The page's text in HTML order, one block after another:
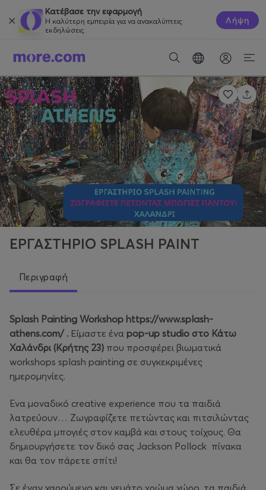
Κατέβασε την εφαρμογή
Η καλύτερη εμπειρία για να ανακαλύπτεις
εκδηλώσεις.
Λήψη
ΕΡΓΑΣΤΗΡΙΟ SPLASH PAINT
Περιγραφή
Splash Painting Workshop https://www.splash-
athens.com/ . Είμαστε ένα pop-up studio στο Κάτω
Χαλάνδρι (Κρήτης 23) που προσφέρει βιωματικά
workshops splash painting σε συγκεκριμένες
ημερομηνίες.
Ένα μοναδικό creative experience που τα παιδιά
λατρεύουν… Ζωγραφίζετε πετώντας και πιτσιλώντας
ελευθέρα μπογιές στον καμβά και στους τοίχους. Θα
δημιουργήσετε τον δικό σας Jackson Pollock πίνακα
και θα τον πάρετε σπίτι!